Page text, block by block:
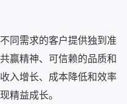
同需求的客户提供独到准
赢精神、可信赖的品质和
入增长、成本降低和效率
精益成长。